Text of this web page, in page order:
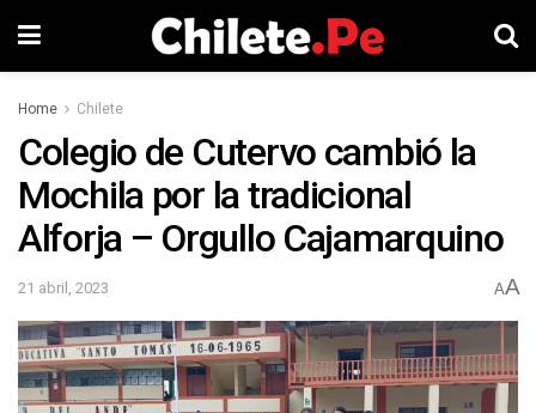
Home Chilete
Colegio de Cutervo cambió la
Mochila por la tradicional
Alforja – Orgullo Cajamarquino
21 abril, 2023 AA